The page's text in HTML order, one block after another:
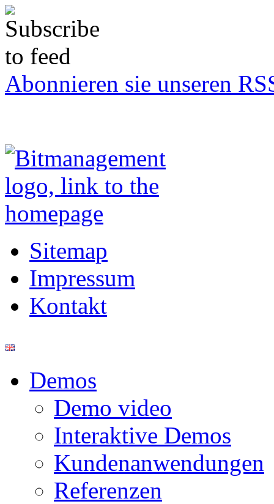
Abonnieren sie unseren
Sitemap
Impressum
Kontakt
Demos
Demo video
Interaktive Demos
Kundenanwendungen
Referenzen